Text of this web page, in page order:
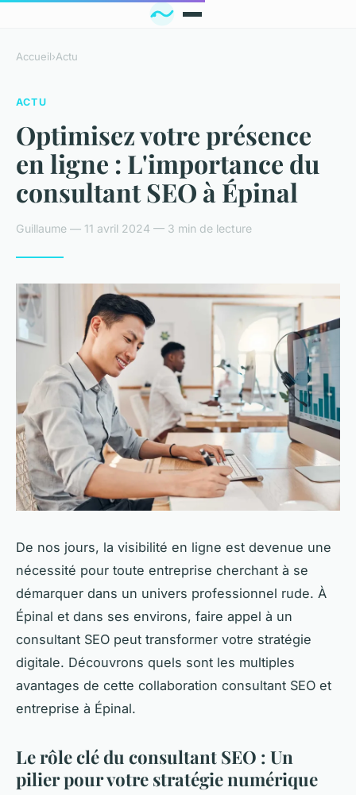
Accueil›Actu
ACTU
Optimisez votre présence
en ligne : L'importance du
consultant SEO à Épinal
Guillaume — 11 avril 2024 — 3 min de lecture
De nos jours, la visibilité en ligne est devenue une
nécessité pour toute entreprise cherchant à se
démarquer dans un univers professionnel rude. À
Épinal et dans ses environs, faire appel à un
consultant SEO peut transformer votre stratégie
digitale. Découvrons quels sont les multiples
avantages de cette collaboration consultant SEO et
entreprise à Épinal.
Le rôle clé du consultant SEO : Un
pilier pour votre stratégie numérique